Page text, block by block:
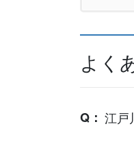
よく
江戸